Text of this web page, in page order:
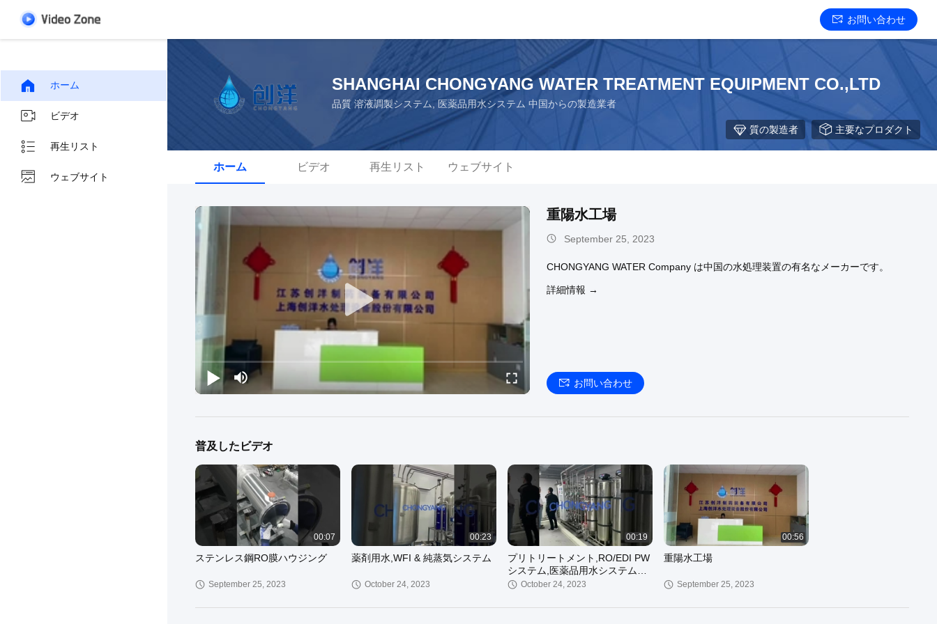
お問い合わせ
ホーム
ビデオ
再生リスト
ウェブサイト
SHANGHAI CHONGYANG WATER TREATMENT EQUIPMENT CO.,LTD
品質 溶液調製システム, 医薬品用水システム 中国からの製造業者
質の製造者 主要なプロダクト
ホーム ビデオ 再生リスト ウェブサイト
重陽水工場
September 25, 2023
CHONGYANG WATER Company は中国の水処理装置の有名なメーカーです。
詳細情報 →
お問い合わせ
普及したビデオ
00:07
ステンレス鋼RO膜ハウジング
September 25, 2023
00:23
薬剤用水,WFI & 純蒸気システム
October 24, 2023
00:19
プリトリートメント,RO/EDI PW
システム,医薬品用水システムの
ための貯蔵および配送システム
October 24, 2023
00:56
重陽水工場
September 25, 2023